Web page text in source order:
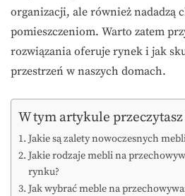
organizacji, ale również nadadzą
pomieszczeniom. Warto zatem
rozwiązania oferuje rynek i jak
przestrzeń w naszych domach.
W tym artykule przeczytasz
Jakie są zalety nowoczesnych
Jakie rodzaje mebli na
rynku?
Jak wybrać meble na